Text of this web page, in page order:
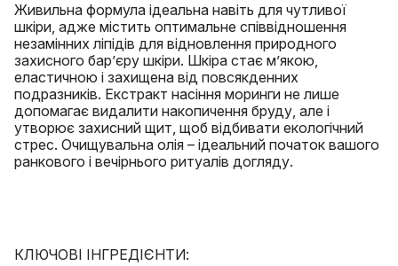
Живильна формула ідеальна навіть для чутливої
шкіри, адже містить оптимальне співвідношення
незамінних ліпідів для відновлення природного
захисного бар’єру шкіри. Шкіра стає м’якою,
еластичною і захищена від повсякденних
подразників. Екстракт насіння моринги не лише
допомагає видалити накопичення бруду, але і
утворює захисний щит, щоб відбивати екологічний
стрес. Очищувальна олія – ідеальний початок вашого
ранкового і вечірнього ритуалів догляду.
КЛЮЧОВІ ІНГРЕДІЄНТИ: